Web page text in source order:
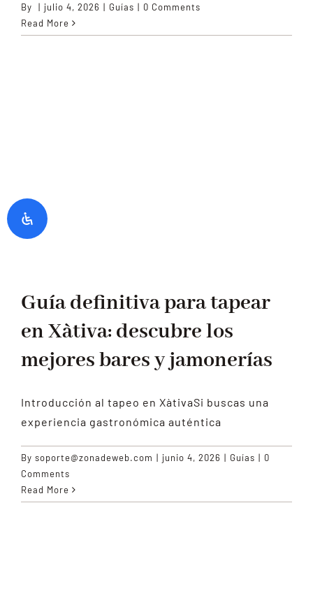
By | julio 4, 2026 | Guías | 0 Comments
Read More
Guía definitiva para tapear
en Xàtiva: descubre los
mejores bares y jamonerías
Introducción al tapeo en XàtivaSi buscas una
experiencia gastronómica auténtica
By soporte@zonadeweb.com | junio 4, 2026 | Guías | 0
Comments
Read More